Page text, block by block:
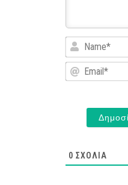
0 ΣΧΌΛΙΑ